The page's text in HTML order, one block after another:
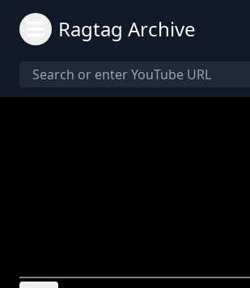
Ragtag Archive